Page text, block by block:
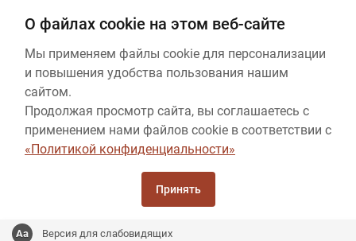
О файлах cookie на этом веб-сайте
Мы применяем файлы cookie для персонализации
и повышения удобства пользования нашим
сайтом.
Продолжая просмотр сайта, вы соглашаетесь с
применением нами файлов cookie в соответствии с
«Политикой конфиденциальности»
Принять
Версия для слабовидящих